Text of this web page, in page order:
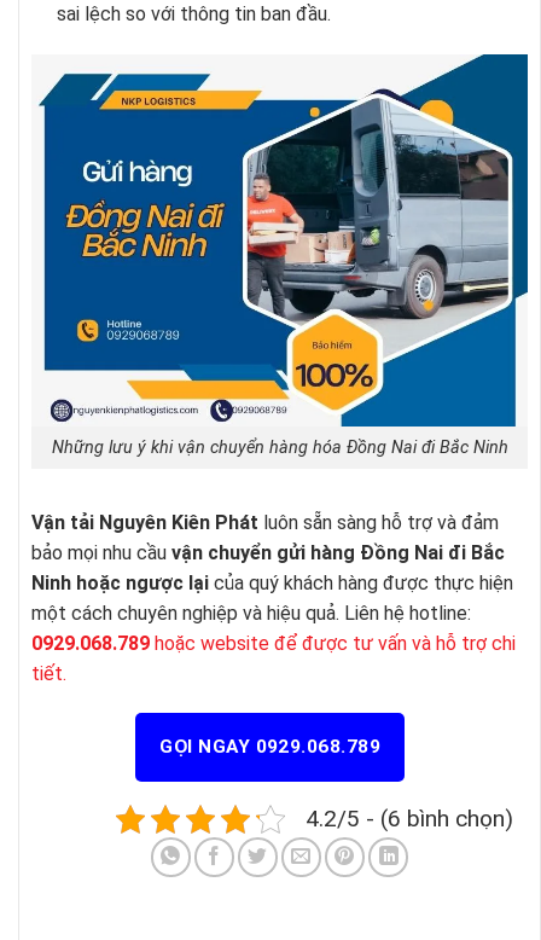
sai lệch so với thông tin ban đầu.
Những lưu ý khi vận chuyển hàng hóa Đồng Nai đi Bắc Ninh
Vận tải Nguyên Kiên Phát luôn sẵn sàng hỗ trợ và đảm
bảo mọi nhu cầu vận chuyển gửi hàng Đồng Nai đi Bắc
Ninh hoặc ngược lại của quý khách hàng được thực hiện
một cách chuyên nghiệp và hiệu quả. Liên hệ hotline:
0929.068.789 hoặc website để được tư vấn và hỗ trợ chi
tiết.
GỌI NGAY 0929.068.789
4.2/5 - (6 bình chọn)